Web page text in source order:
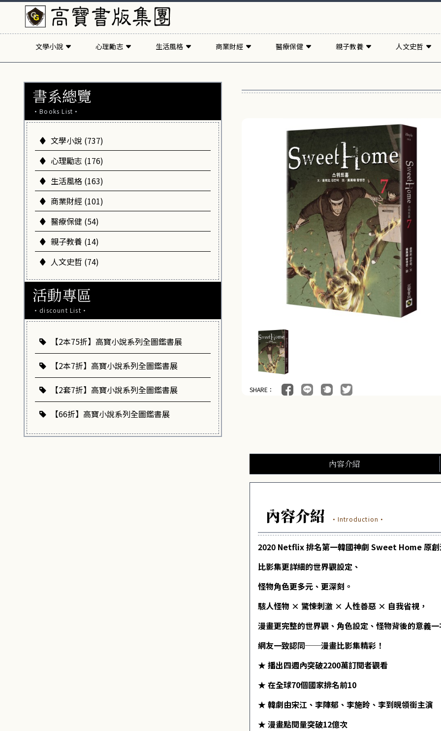
文學小說 心理勵志 生活風格 商業財經 醫療保健 親子教養 人文史哲
書系總覽
·Books List·
文學小說 (737)
心理勵志 (176)
生活風格 (163)
商業財經 (101)
醫療保健 (54)
親子教養 (14)
人文史哲 (74)
活動專區
·discount List·
【2本75折】高寶小說系列全圖鑑書展
【2本7折】高寶小說系列全圖鑑書展
【2套7折】高寶小說系列全圖鑑書展
【66折】高寶小說系列全圖鑑書展
SHARE：
內容介紹
內容介紹 ·Introduction·
2020 Netflix 排名第一韓國神劇 Sweet Home 原創
比影集更詳細的世界觀設定、
怪物角色更多元、更深刻。
駭人怪物 × 驚悚刺激 × 人性善惡 × 自我省視，
漫畫更完整的世界觀、角色設定、怪物背後的意義
網友一致認同──漫畫比影集精彩！
★ 播出四週內突破2200萬訂閱者觀看
★ 在全球70個國家排名前10
★ 韓劇由宋江、李陣郁、李施昤、李到晛領銜主演
★ 漫畫點閱量突破12億次